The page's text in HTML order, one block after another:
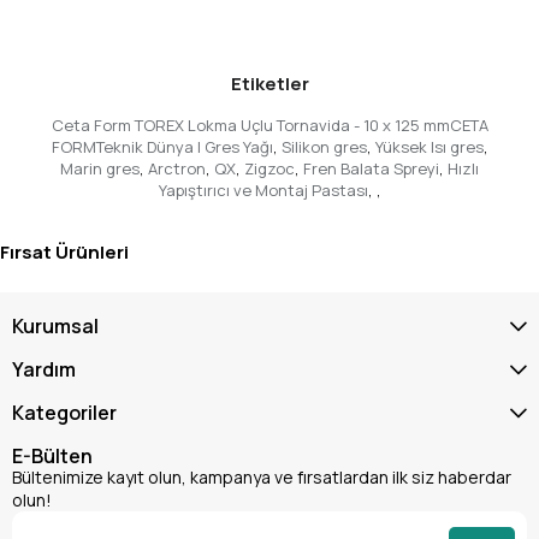
kullanılabilir. Özellikle T20 veya T25 gibi yaygın TOREX
İşlerinizde Fark Yaratın!
Ceta Form TOREX Lokma Uçlu Tornavida, sadece bir el aleti
olmanın ötesinde, her türlü hassas işinizde size güven veren
atölyenizdeki profesyonel projeleriniz için olsun, bu tornavida
güvenin ve işlerinizi bir üst seviyeye taşıyın. Hemen şimdi bu
ve tüm **montaj-demontaj** işlemlerinizde farkı hissedin!
Etiketler
Ceta Form TOREX Lokma Uçlu Tornavida - 10 x 125 mmCETA
FORMTeknik Dünya | Gres Yağı, Silikon gres, Yüksek Isı gres,
Marin gres, Arctron, QX, Zigzoc, Fren Balata Spreyi, Hızlı
Yapıştırıcı ve Montaj Pastası, ,
Fırsat Ürünleri
Kurumsal
Yardım
Kategoriler
E-Bülten
Bültenimize kayıt olun, kampanya ve fırsatlardan ilk siz haberdar
olun!